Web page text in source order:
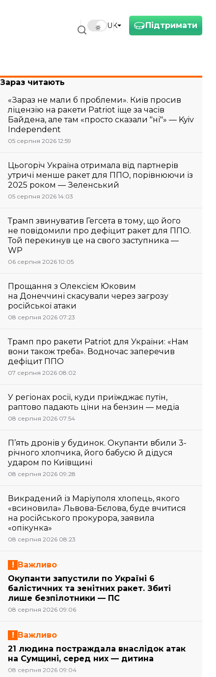
Підтримати
UK
Зараз читають
«Зараз не мали б проблеми». Київ просив
ліцензію на ракети Patriot іще за часів
Байдена, але там «просто сказали "ні"» — Kyiv
Independent
05 серпня 2026 12:59
Цьогоріч Україна отримала від партнерів
утричі менше ракет для ППО, порівнюючи із
2025 роком — Зеленський
05 серпня 2026 14:03
Трамп звинуватив Гегсета в тому, що його
не повідомили про дефіцит ракет для ППО.
Той перекинув це на свого заступника —
WP
06 серпня 2026 10:05
Прощання з Олексієм Юковим
на Донеччині скасували через загрозу
російської атаки
08 серпня 2026 07:23
Трамп про ракети Patriot для України: «Нам
вони також треба». Водночас заперечив
дефіцит ППО
07 серпня 2026 08:02
У регіонах росії, куди приїжджає путін,
раптово падають ціни на бензин — медіа
08 серпня 2026 07:54
П’ять дронів у будинок. Окупанти вбили 3-
річного хлопчика, його бабусю й дідуся
ударом по Київщині
08 серпня 2026 09:28
Викрадений із Маріуполя хлопець, якого
«всиновила» Львова-Бєлова, буде вчитися
на російського прокурора, заявила
«опікунка»
08 серпня 2026 08:23
Важливо
Окупанти запустили по Україні 6
балістичних та зенітних ракет. Збиті
лише безпілотники — ПС
08 серпня 2026 09:06
Важливо
21 людина постраждала внаслідок атак
на Сумщині, серед них — дитина
08 серпня 2026 09:04